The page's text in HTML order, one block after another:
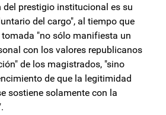
del prestigio institucional es su
del cargo", al tiempo que
tomada "no sólo manifiesta un
con los valores republicanos
de los magistrados, "sino
de que la legitimidad
sostiene solamente con la